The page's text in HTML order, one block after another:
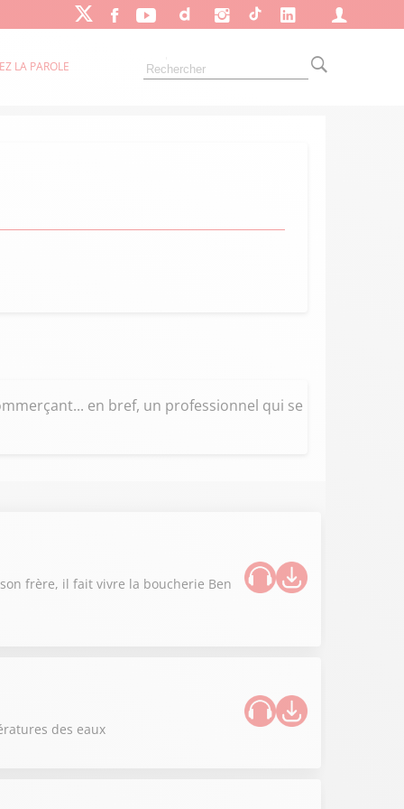
LA PAROLE
en bref, un professionnel qui se
frère, il fait vivre la boucherie Ben
des eaux